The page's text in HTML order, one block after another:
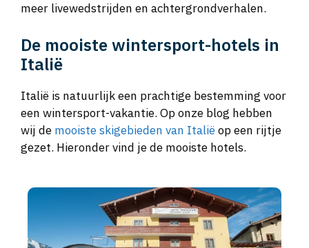
meer livewedstrijden en achtergrondverhalen.
De mooiste wintersport-hotels in
Italië
Italië is natuurlijk een prachtige bestemming voor
een wintersport-vakantie. Op onze blog hebben
wij de mooiste skigebieden van Italiëop een rijtje
gezet. Hieronder vind je de mooiste hotels.